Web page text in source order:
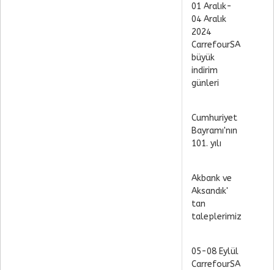
01 Aralık-
04 Aralık
2024
CarrefourSA
büyük
indirim
günleri
Cumhuriyet
Bayramı'nın
101. yılı
Akbank ve
Aksandık'
tan
taleplerimiz
05-08 Eylül
CarrefourSA